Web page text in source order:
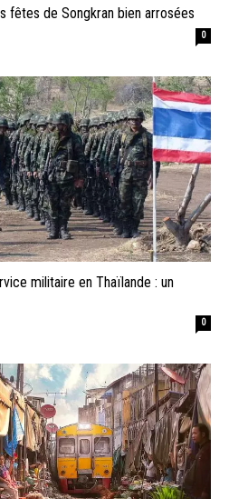
fêtes de Songkran bien arrosées
0
militaire en Thaïlande : un
0